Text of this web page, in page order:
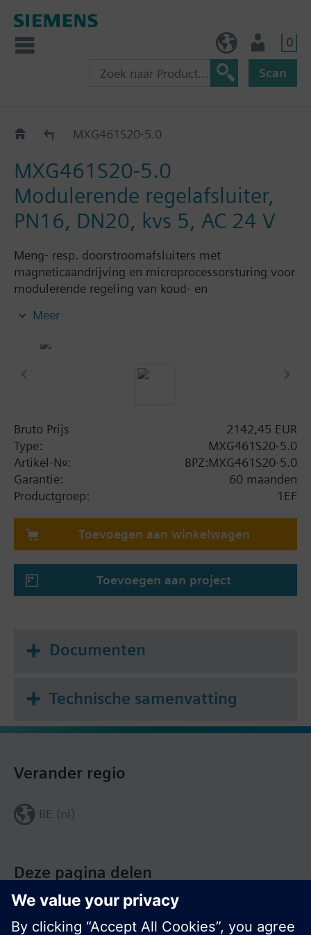
0
Scan
MXG461S..MXG461S20-5.0
MXG461S20-5.0
Modulerende regelafsluiter,
PN16, DN20, kvs 5, AC 24 V
Meng- resp. doorstroomafsluiters met
magneticaandrijving en microprocessorsturing voor
modulerende regeling van koud- en
idustriëletoepassingen in gesloten circuits.
Waarschuwing
LET OP!:
De afsluiter mag alleen als meng- of
doorstroomafsluiter, niet als verdeelafsluiter,
worden gebruikt. Bij gebruik als
doorstroomafsluiter moet poort B door de
meegeleverde blindplaat en een wartelmoer
worden afgesloten.
Meer
Bruto Prijs
2142,45 EUR
Type:
MXG461S20-5.0
Artikel-Nr.:
BPZ:MXG461S20-5.0
Garantie:
60 maanden
Productgroep:
1EF
Toevoegen aan winkelwagen
Toevoegen aan project
Documenten
Technische samenvatting
Deze pagina delen
Verander regio
BE (nl)